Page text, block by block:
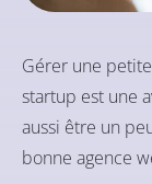
Gérer une
startup est une
aussi être un
bonne agence